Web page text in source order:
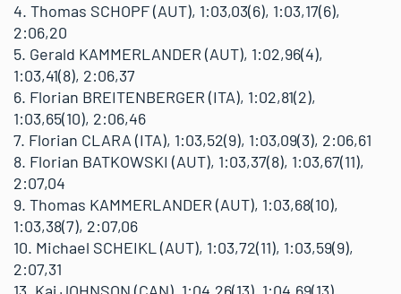
4. Thomas SCHOPF (AUT), 1:03,03(6), 1:03,17(6),
2:06,20
5. Gerald KAMMERLANDER (AUT), 1:02,96(4),
1:03,41(8), 2:06,37
6. Florian BREITENBERGER (ITA), 1:02,81(2),
1:03,65(10), 2:06,46
7. Florian CLARA (ITA), 1:03,52(9), 1:03,09(3), 2:06,61
8. Florian BATKOWSKI (AUT), 1:03,37(8), 1:03,67(11),
2:07,04
9. Thomas KAMMERLANDER (AUT), 1:03,68(10),
1:03,38(7), 2:07,06
10. Michael SCHEIKL (AUT), 1:03,72(11), 1:03,59(9),
2:07,31